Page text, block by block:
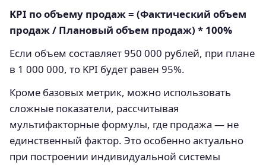
KPI по объему продаж = (Фактический объем
продаж / Плановый объем продаж) * 100%
Если объем составляет 950 000 рублей, при плане
в 1 000 000, то KPI будет равен 95%.
Кроме базовых метрик, можно использовать
сложные показатели, рассчитывая
мультифакторные формулы, где продажа — не
единственный фактор. Это особенно актуально
при построении индивидуальной системы